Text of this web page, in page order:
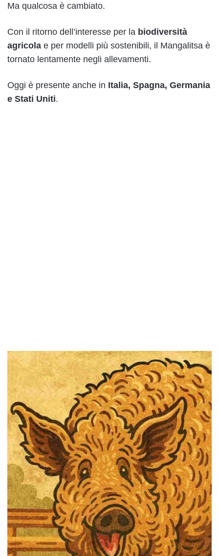
Ma qualcosa è cambiato.
Con il ritorno dell’interesse per la biodiversità
agricola e per modelli più sostenibili, il Mangalitsa è
tornato lentamente negli allevamenti.
Oggi è presente anche in Italia, Spagna, Germania
e Stati Uniti.